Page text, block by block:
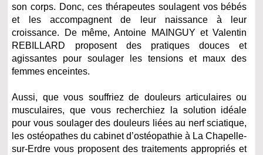
son corps. Donc, ces thérapeutes soulagent vos bébés
et les accompagnent de leur naissance à leur
croissance. De même, Antoine MAINGUY et Valentin
REBILLARD proposent des pratiques douces et
agissantes pour soulager les tensions et maux des
femmes enceintes.
Aussi, que vous souffriez de douleurs articulaires ou
musculaires, que vous recherchiez la solution idéale
pour vous soulager des douleurs liées au nerf sciatique,
les ostéopathes du cabinet d’ostéopathie à La Chapelle-
sur-Erdre vous proposent des traitements appropriés et